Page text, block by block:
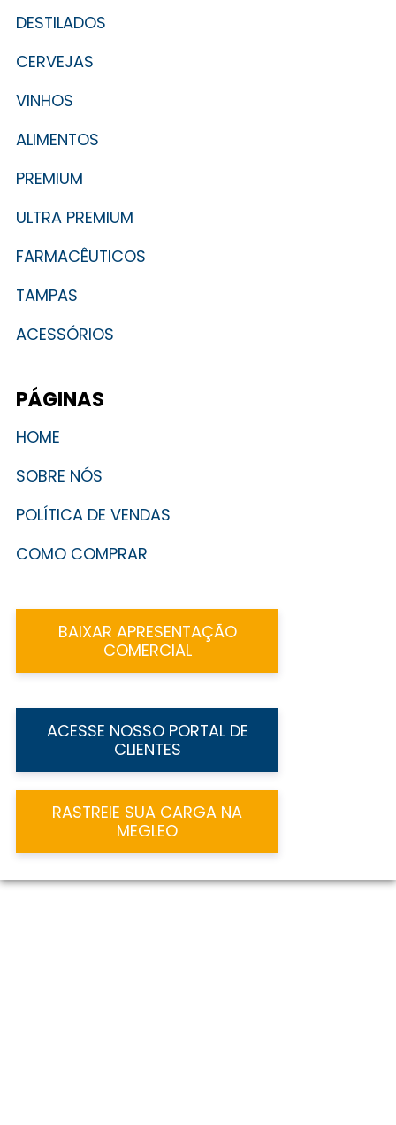
DESTILADOS
CERVEJAS
VINHOS
ALIMENTOS
PREMIUM
ULTRA PREMIUM
FARMACÊUTICOS
TAMPAS
ACESSÓRIOS
PÁGINAS
HOME
SOBRE NÓS
POLÍTICA DE VENDAS
COMO COMPRAR
BAIXAR APRESENTAÇÃO
COMERCIAL
ACESSE NOSSO PORTAL DE
CLIENTES
RASTREIE SUA CARGA NA
MEGLEO